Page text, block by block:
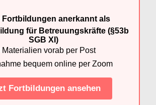
anerkannt als
für Betreuungskräfte (§53b
SGB XI)
Materialien vorab per Post
bequem online per Zoom
Fortbildungen ansehen